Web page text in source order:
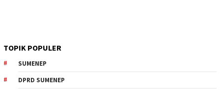
TOPIK POPULER
SUMENEP
DPRD SUMENEP